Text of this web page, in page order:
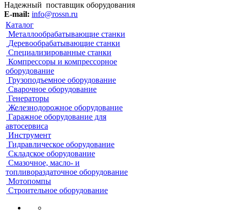
Надежный поставщик оборудования
E-mail: info@rossn.ru
Каталог
Металлообрабатывающие станки
Деревообрабатывающие станки
Специализированные станки
Компрессоры и компрессорное
оборудование
Грузоподъемное оборудование
Сварочное оборудование
Генераторы
Железнодорожное оборудование
Гаражное оборудование для
автосервиса
Инструмент
Гидравлическое оборудование
Складское оборудование
Смазочное, масло- и
топливораздаточное оборудование
Мотопомпы
Строительное оборудование